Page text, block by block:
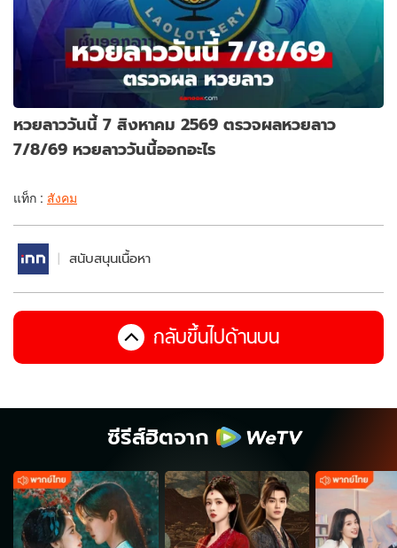
หวยลาววันนี้ 7 สิงหาคม 2569 ตรวจผลหวยลาว
7/8/69 หวยลาววันนี้ออกอะไร
แท็ก : สังคม
สนับสนุนเนื้อหา
กลับขึ้นไปด้านบน
ซีรีส์ฮิตจาก